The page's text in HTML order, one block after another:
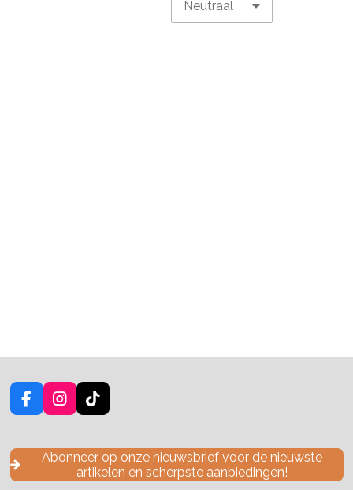
F
a
e
o
I
n
t
a
g
T
i
T
o
k
Abonneer op onze nieuwsbrief voor de nieuwste
artikelen en scherpste aanbiedingen!